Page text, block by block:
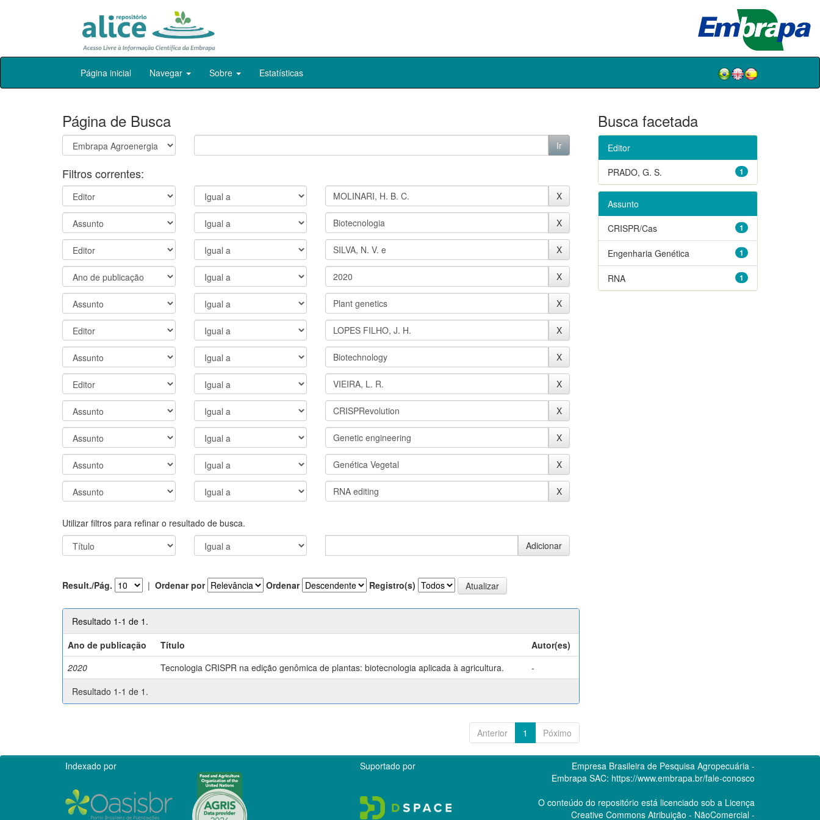
Skip
Página inicial Navegar Sobre Estatísticas
Página de Busca
Filtros correntes:
Utilizar filtros para refinar o resultado de busca.
Result./Pág. | Ordenar por Ordenar Registro(s)
Resultado 1-1 de 1.
Ano de publicação
Título
Autor(es)
2020
Tecnologia CRISPR na edição genômica de plantas: biotecnologia aplicada à agricultura.
-
Resultado 1-1 de 1.
Anterior 1 Póximo
Busca facetada
Editor
1
PRADO, G. S.
Assunto
1
CRISPR/Cas
1
Engenharia Genética
1
RNA
Indexado por Suportado por
Empresa Brasileira de Pesquisa Agropecuária -
Embrapa SAC: https://www.embrapa.br/fale-conosco
O conteúdo do repositório está licenciado sob a Licença
Creative CommonsAtribuição - NãoComercial -